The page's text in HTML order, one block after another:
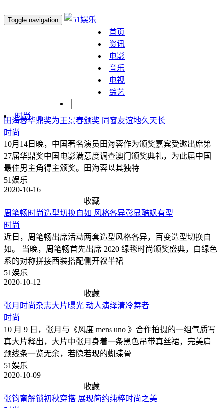
Toggle navigation
首页
资讯
电影
音乐
电视
综艺
时尚
田海蓉华鼎奖为王景春颁奖 同窗友谊地久天长
时尚
10月14日晚，中国著名演员田海蓉作为颁奖嘉宾受邀出席第
27届华鼎奖中国电影满意度调查澳门颁奖典礼，为此届中国
最佳男主角得主颁奖。田海蓉以其独特
51娱乐
2020-10-16
收藏
周笔畅时尚造型切换自如 风格各异彰显酷飒有型
时尚
近日，周笔畅出席活动两套造型风格各异，百变造型切换自
如。 当晚，周笔畅首先出席 2020 绿毯时尚颁奖盛典，白绿色
系的对称拼接西装搭配侧开衩半裙
51娱乐
2020-10-12
收藏
张月时尚杂志大片曝光 动人演绎清冷舞者
时尚
10 月 9 日，张月与《风度 mens uno 》合作拍摄的一组气质写
真大片释出，大片中张月身着一条黑色吊带真丝裙，完美肩
颈线条一览无余，若隐若现的蝴蝶骨
51娱乐
2020-10-09
收藏
张钧甯解锁初秋穿搭 展现简约纯粹时尚之美